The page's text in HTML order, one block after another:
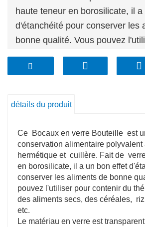
haute teneur en borosilicate, il
d'étanchéité pour conserver les
bonne qualité. Vous pouvez
contenir du thé, des céréales,
secs, des céréales, du riz, des
Les articles sont facilement
Le couvercle en bambou peut
étanche à l'air et à l'humidité,
au sec et empêcher les fuites.
détails du produit
Ce Bocaux en verre Bouteille est
conservation alimentaire polyvalent
hermétique et cuillère. Fait de
en borosilicate, il a un bon effet
conserver les aliments de bonne
pouvez l'utiliser pour contenir du
des aliments secs, des céréales,
etc.
Le matériau en verre est